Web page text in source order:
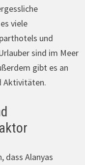
viele
und
sind im Meer
gibt es an
Aktivitäten.
dass Alanyas